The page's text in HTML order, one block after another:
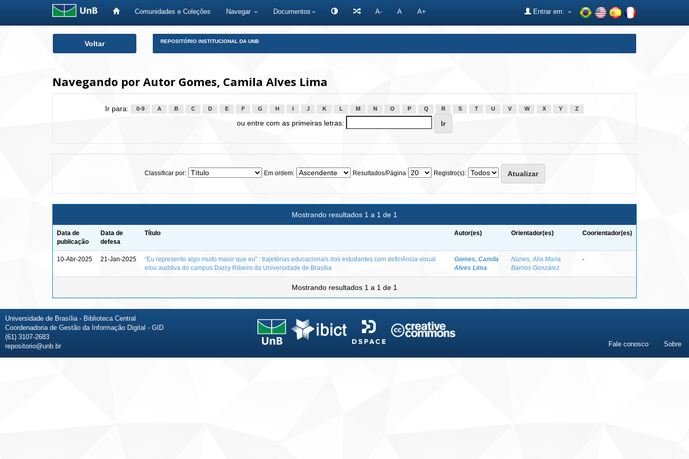
Comunidades e Coleções Navegar Documentos A- A A+ Entrar em:
Voltar REPOSITÓRIO INSTITUCIONAL DA UNB
Navegando por Autor Gomes, Camila Alves Lima
Ir para: 0-9 A B C D E F G H J K L M N O P Q R S T U V W X Y Z
ou entre com as primeiras letras:
Classificar por: Em ordem: Resultados/Página Registro(s):
Mostrando resultados 1 a 1 de 1
Data de
publicação
Data de
defesa
Título Autor(es) Orientador(es) Coorientador(es)
10-Abr-2025 21-Jan-2025
“Eu represento algo muito maior que eu” : trajetórias educacionais dos estudantes com deficiência visual
e/ou auditiva do campus Darcy Ribeiro da Universidade de Brasília
Gomes, Camila
Alves Lima
Nunes, Alia Maria
Barrios González
-
Mostrando resultados 1 a 1 de 1
Universidade de Brasília - Biblioteca Central
Coordenadoria de Gestão da Informação Digital - GID
(61) 3107-2683
repositorio@unb.br
Fale conosco Sobre